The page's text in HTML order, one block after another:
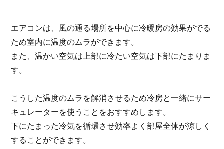
エアコンは、風の通る場所を中心に冷暖房の効果がでる
ため室内に温度のムラができます。
また、温かい空気は上部に冷たい空気は下部にたまりま
す。
こうした温度のムラを解消させるため冷房と一緒にサー
キュレーターを使うことをおすすめします。
下にたまった冷気を循環させ効率よく部屋全体が涼しく
することができます。